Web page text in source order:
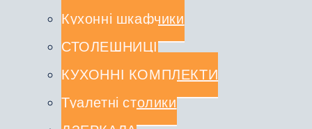
Кухонні шкафчики
СТОЛЕШНИЦІ
КУХОННІ КОМПЛЕКТИ
Туалетні столики